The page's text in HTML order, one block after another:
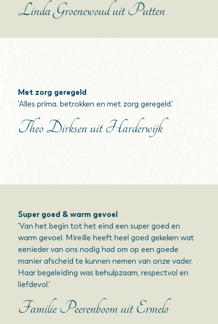
Linda Groenewoud uit Putten
Met zorg geregeld
'Alles prima, betrokken en met zorg geregeld.'
Theo Dirksen uit Harderwijk
Super goed & warm gevoel
'Van het begin tot het eind een super goed en
warm gevoel. Mireille heeft heel goed gekeken wat
eenieder van ons nodig had om op een goede
manier afscheid te kunnen nemen van onze vader.
Haar begeleiding was behulpzaam, respectvol en
liefdevol.'
Familie Peerenboom uit Ermelo